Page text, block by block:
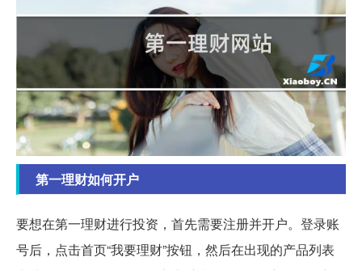
第一理财如何开户
要想在第一理财进行投资，首先需要注册并开户。登录账
号后，点击首页“我要理财”按钮，然后在出现的产品列表